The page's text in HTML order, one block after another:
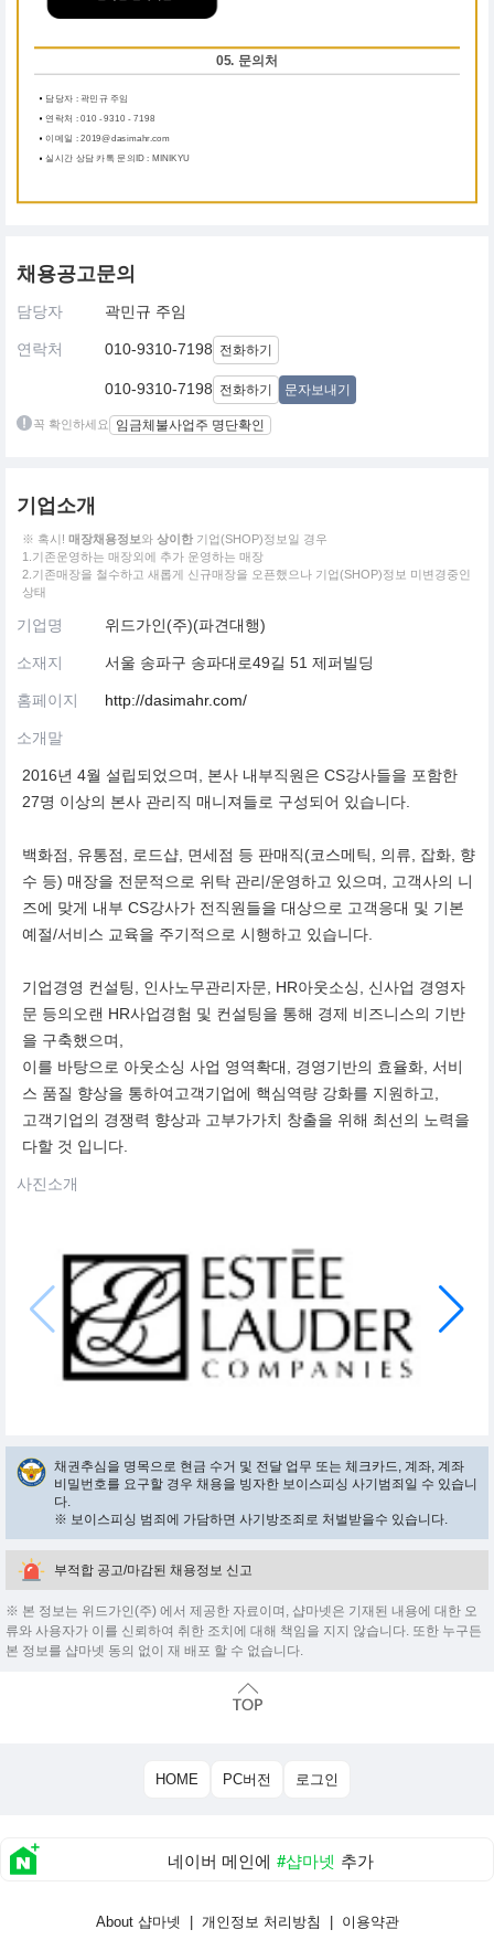
05. 문의처
담당자 : 곽민규 주임
연락처 : 010 - 9310 - 7198
이메일 : 2019@dasimahr.com
실시간 상담 카톡 문의ID : MINIKYU
채용공고문의
담당자 곽민규 주임
연락처 010-9310-7198 전화하기
010-9310-7198 전화하기 문자보내기
꼭 확인하세요 임금체불사업주 명단확인
기업소개
※ 혹시! 매장채용정보와 상이한 기업(SHOP)정보일 경우
1.기존운영하는 매장외에 추가 운영하는 매장
2.기존매장을 철수하고 새롭게 신규매장을 오픈했으나 기업(SHOP)정보 미변경중인
상태
기업명 위드가인(주)(파견대행)
소재지 서울 송파구 송파대로49길 51 제퍼빌딩
홈페이지 http://dasimahr.com/
소개말
2016년 4월 설립되었으며, 본사 내부직원은 CS강사들을 포함한
27명 이상의 본사 관리직 매니져들로 구성되어 있습니다.
백화점, 유통점, 로드샵, 면세점 등 판매직(코스메틱, 의류, 잡화, 향
수 등) 매장을 전문적으로 위탁 관리/운영하고 있으며, 고객사의 니
즈에 맞게 내부 CS강사가 전직원들을 대상으로 고객응대 및 기본
예절/서비스 교육을 주기적으로 시행하고 있습니다.
기업경영 컨설팅, 인사노무관리자문, HR아웃소싱, 신사업 경영자
문 등의오랜 HR사업경험 및 컨설팅을 통해 경제 비즈니스의 기반
을 구축했으며,
이를 바탕으로 아웃소싱 사업 영역확대, 경영기반의 효율화, 서비
스 품질 향상을 통하여고객기업에 핵심역량 강화를 지원하고,
고객기업의 경쟁력 향상과 고부가가치 창출을 위해 최선의 노력을
다할 것 입니다.
사진소개
채권추심을 명목으로 현금 수거 및 전달 업무 또는 체크카드, 계좌, 계좌
비밀번호를 요구할 경우 채용을 빙자한 보이스피싱 사기범죄일 수 있습니
다.
※ 보이스피싱 범죄에 가담하면 사기방조죄로 처벌받을수 있습니다.
부적합 공고/마감된 채용정보 신고
※ 본 정보는 위드가인(주) 에서 제공한 자료이며, 샵마넷은 기재된 내용에 대한 오
류와 사용자가 이를 신뢰하여 취한 조치에 대해 책임을 지지 않습니다. 또한 누구든
본 정보를 샵마넷 동의 없이 재 배포 할 수 없습니다.
HOME PC버전 로그인
네이버 메인에 #샵마넷 추가
About 샵마넷 개인정보 처리방침
이용약관